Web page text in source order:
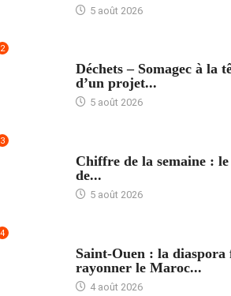
5 août 2026
2
Déchets – Somagec à la
d’un projet...
5 août 2026
3
Chiffre de la semaine :
de...
5 août 2026
4
Saint-Ouen : la diaspora
rayonner le Maroc...
4 août 2026